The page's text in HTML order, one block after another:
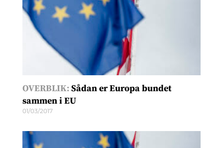
OVERBLIK:Sådan er Europa bundet
sammen i EU
01/03/2017